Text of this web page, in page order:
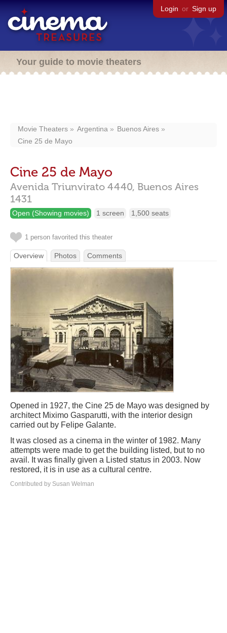
Login or Sign up
Your guide to movie theaters
Movie Theaters Argentina
Buenos Aires
Cine 25 de Mayo
Cine 25 de Mayo
Avenida Triunvirato 4440, Buenos Aires
1431
Open (Showing movies) 1 screen 1,500 seats
1 person favorited this theater
Overview Photos Comments
Opened in 1927, the Cine 25 de Mayo was designed by
architect Miximo Gasparutti, with the interior design
carried out by Felipe Galante.
It was closed as a cinema in the winter of 1982. Many
attempts were made to get the building listed, but to no
avail. It was finally given a Listed status in 2003. Now
restored, it is in use as a cultural centre.
Contributed by Susan Welman